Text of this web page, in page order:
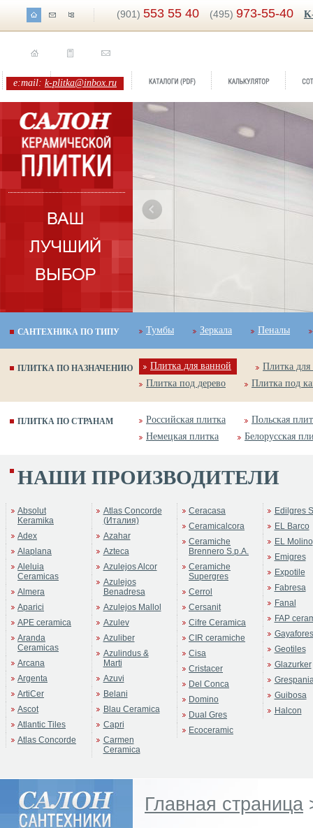
(901) 553 55 40 (495) 973-55-40
e:mail: k-plitka@inbox.ru
САНТЕХНИКА ПО ТИПУ Тумбы Зеркала Пеналы
ПЛИТКА ПО НАЗНАЧЕНИЮ Плитка для ванной
Плитка для
Плитка под дерево
Плитка под
ПЛИТКА ПО СТРАНАМ Российская плитка
Польская
Немецкая плитка
Белорусская
НАШИ ПРОИЗВОДИТЕЛИ
Absolut
Keramika
Adex
Alaplana
Aleluia
Ceramicas
Almera
Aparici
APE ceramica
Aranda
Ceramicas
Arcana
Argenta
ArtiCer
Ascot
Atlantic Tiles
Atlas Concorde
Atlas Concorde
(Италия)
Azahar
Azteca
Azulejos Alcor
Azulejos
Benadresa
Azulejos Mallol
Azulev
Azuliber
Azulindus &
Marti
Azuvi
Belani
Blau Ceramica
Capri
Carmen
Ceramica
Ceracasa
Ceramicalcora
Ceramiche
Brennero S.p.A.
Ceramiche
Supergres
Cerrol
Cersanit
Cifre Ceramica
CIR ceramiche
Cisa
Cristacer
Del Conca
Domino
Dual Gres
Ecoceramic
Edilgres
EL Barco
EL Molino
Emigres
Expotile
Fabresa
Fanal
FAP
Gayafores
Geotiles
Glazurker
Guibosa
Halcon
Главная страница